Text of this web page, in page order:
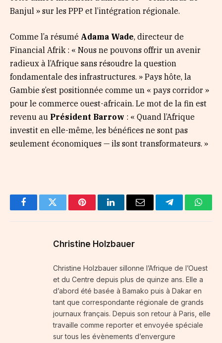
Banjul » sur les PPP et l’intégration régionale.
Comme l’a résumé Adama Wade, directeur de
Financial Afrik : « Nous ne pouvons offrir un avenir
radieux à l’Afrique sans résoudre la question
fondamentale des infrastructures. » Pays hôte, la
Gambie s’est positionnée comme un « pays corridor »
pour le commerce ouest-africain. Le mot de la fin est
revenu au Président Barrow : « Quand l’Afrique
investit en elle-même, les bénéfices ne sont pas
seulement économiques — ils sont transformateurs. »
FacebookTwitter PinterestLinkedInEmail Telegram
Christine Holzbauer
Christine Holzbauer sillonne l’Afrique de l’Ouest
et du Centre depuis plus de quinze ans. Elle a
d’abord été basée à Bamako puis à Dakar en
tant que correspondante régionale de grands
journaux français. Depuis son retour à Paris, elle
travaille comme reporter et envoyée spéciale
sur tous les évènements d’envergure